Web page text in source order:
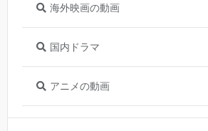
海外映画の動画
国内ドラマ
アニメの動画